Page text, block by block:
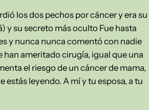
los dos pechos por cáncer y era su
y su secreto más oculto Fue hasta
y nunca nunca comentó con nadie
han ameritado cirugía, igual que una
el riesgo de un cáncer de mama,
estás leyendo. A mí y tu esposa, a tu